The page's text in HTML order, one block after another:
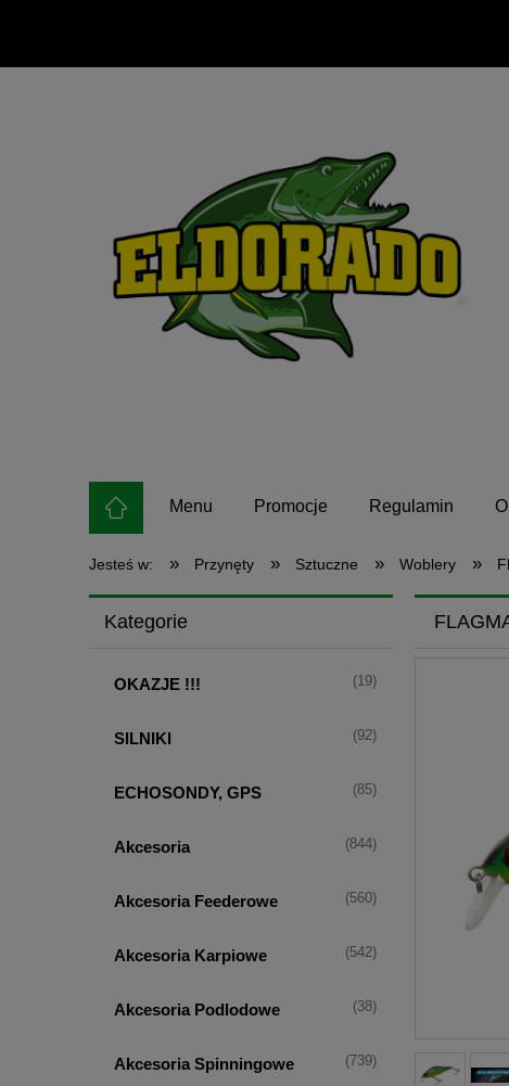
Menu Promocje Regulamin
Jesteś w: » Przynęty » Sztuczne » Woblery »
Kategorie
OKAZJE !!! (19)
SILNIKI (92)
ECHOSONDY, GPS (85)
Akcesoria (844)
Akcesoria Feederowe (560)
Akcesoria Karpiowe (542)
Akcesoria Podlodowe (38)
Akcesoria Spinningowe (739)